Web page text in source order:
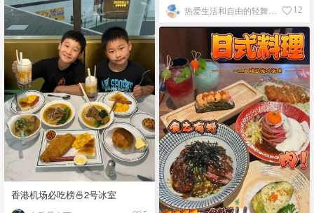
12
香港机场必吃榜🍜2号冰室